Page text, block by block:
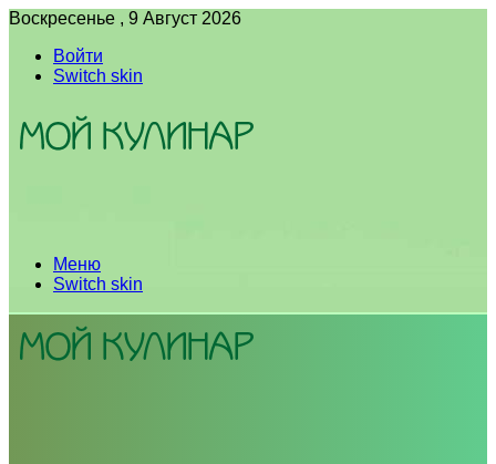
Воскресенье , 9 Август 2026
Войти
Switch skin
Меню
Switch skin